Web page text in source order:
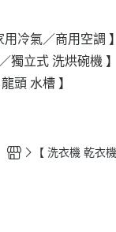
用冷氣／商用空調 】
獨立式 洗烘碗機 】
頭 水槽 】